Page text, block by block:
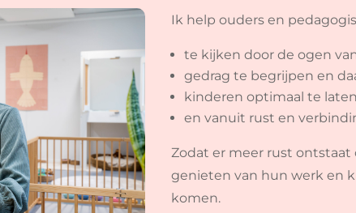
Ik help ouders en
te kijken door de ogen
gedrag te begrijpen en
kinderen optimaal te
en vanuit rust en
Zodat er meer rust ontstaat
genieten van hun werk en
komen.